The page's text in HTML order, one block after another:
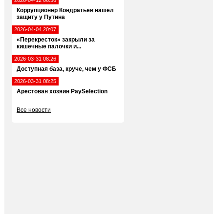
Коррупционер Кондратьев нашел
защиту у Путина
2026-04-04 20:07
«Перекресток» закрыли за
кишечные палочки и...
2026-03-31 08:26
Доступная база, круче, чем у ФСБ
2026-03-31 08:25
Арестован хозяин PaySelection
Все новости